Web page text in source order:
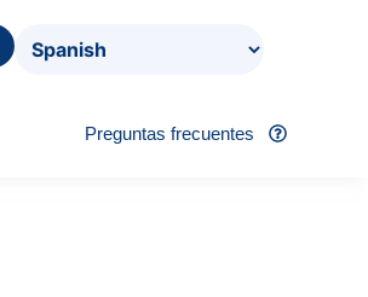
Preguntas frecuentes